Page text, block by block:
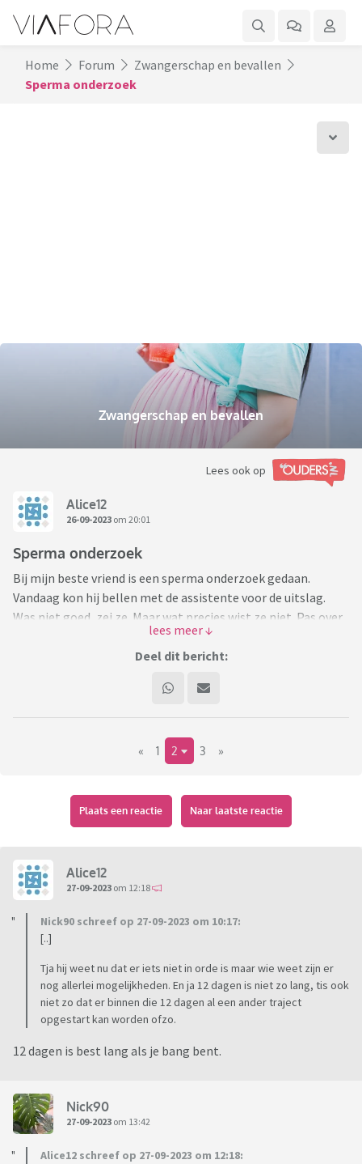
Home Forum
Zwangerschap en bevallen
Sperma onderzoek
Zwangerschap en bevallen
Lees ook op
Alice12
26-09-2023 om 20:01
Sperma onderzoek
Bij mijn beste vriend is een sperma onderzoek gedaan.
Vandaag kon hij bellen met de assistente voor de uitslag.
Was niet goed, zei ze. Maar wat precies wist ze niet. Pas over
12 dagen kan hij terecht in het ziekenhuis voor uitleg.
Ik heb geprobeerd om met Google er wijs uit te worden,
Sperma kop vorm 100% (Sperma heeft geen middenstuk en
geen staart)
Sperma morfologie 0% ( volgens mij is dat wel een
Sperma perc.progressief bewegend 35,0
Sperma functionele concentratie 17,0
Zegt jullie dit iets? Mijn beste vriend zit in zak en as en denkt
Iemand enig idee of deze waarden inderdaad hopeloos zijn?
( hij weet trouwens dat ik het hier vraag)
Deel dit bericht:
« 1 2 3 »
Plaats een reactie Naar laatste reactie
Alice12
27-09-2023 om 12:18
Nick90 schreef op 27-09-2023 om 10:17:
[..]
Tja hij weet nu dat er iets niet in orde is maar wie weet zijn er
nog allerlei mogelijkheden. En ja 12 dagen is niet zo lang, tis ook
niet zo dat er binnen die 12 dagen al een ander traject
opgestart kan worden ofzo.
12 dagen is best lang als je bang bent.
Nick90
27-09-2023 om 13:42
Alice12 schreef op 27-09-2023 om 12:18: